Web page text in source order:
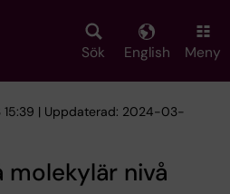
Sök English Meny
15:39 | Uppdaterad: 2024-03-
molekylär nivå